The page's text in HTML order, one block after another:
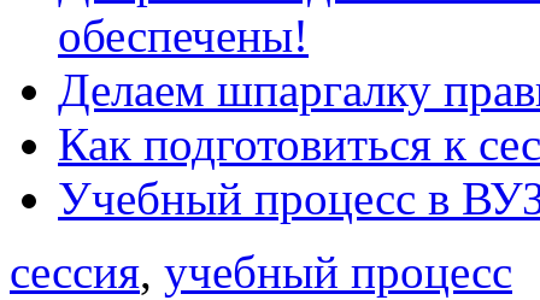
обеспечены!
Делаем шпаргалку
Как подготовиться к
Учебный процесс в
сессия, учебный процесс